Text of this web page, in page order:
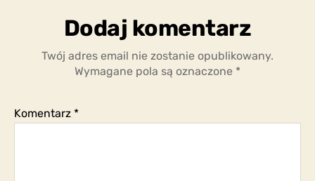
Dodaj komentarz
Twój adres email nie zostanie opublikowany.
Wymagane pola są oznaczone *
Komentarz *